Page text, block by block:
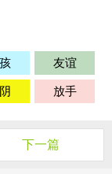
雌雄;懦夫，概
友谊
放手
下一篇